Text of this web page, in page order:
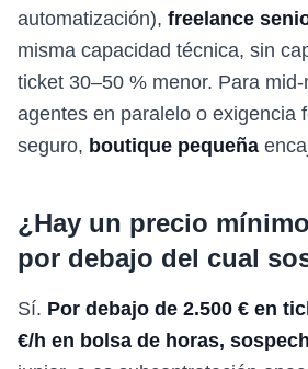
automatización), freelance
misma capacidad técnica, sin
ticket 30–50 % menor. Para
agentes en paralelo o exigencia
seguro, boutique pequeña
¿Hay un precio
por debajo del cual
Sí. Por debajo de 2.500 € en
€/h en bolsa de horas,